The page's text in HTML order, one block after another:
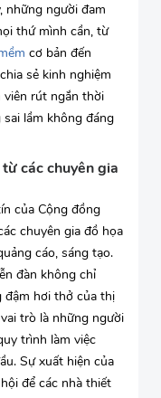
những người đam
thứ mình cần, từ
cơ bản đến
sẻ kinh nghiệm
viên rút ngắn thời
lầm không đáng
các chuyên gia
của Cộng đồng
chuyên gia đồ họa
cáo, sáng tạo.
đàn không chỉ
đậm hơi thở của thị
trò là những người
trình làm việc
Sự xuất hiện của
để các nhà thiết